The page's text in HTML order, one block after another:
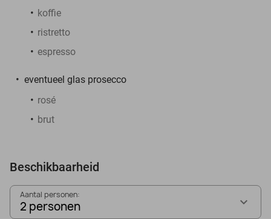
koffie
ristretto
espresso
eventueel glas prosecco
rosé
brut
Beschikbaarheid
Aantal personen:
2 personen